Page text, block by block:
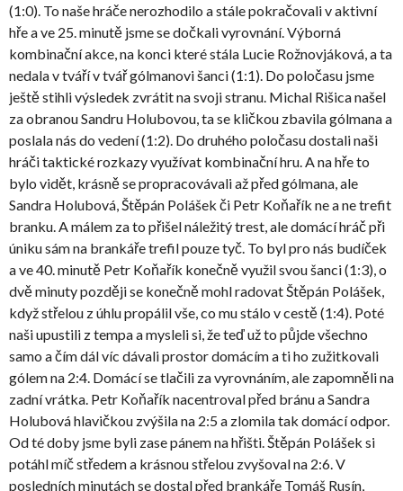
(1:0). To naše hráče nerozhodilo a stále pokračovali v aktivní
hře a ve 25. minutě jsme se dočkali vyrovnání. Výborná
kombinační akce, na konci které stála Lucie Rožnovjáková, a ta
nedala v tváří v tvář gólmanovi šanci (1:1). Do poločasu jsme
ještě stihli výsledek zvrátit na svoji stranu. Michal Rišica našel
za obranou Sandru Holubovou, ta se kličkou zbavila gólmana a
poslala nás do vedení (1:2). Do druhého poločasu dostali naši
hráči taktické rozkazy využívat kombinační hru. A na hře to
bylo vidět, krásně se propracovávali až před gólmana, ale
Sandra Holubová, Štěpán Polášek či Petr Koňařík ne a ne trefit
branku. A málem za to přišel náležitý trest, ale domácí hráč při
úniku sám na brankáře trefil pouze tyč. To byl pro nás budíček
a ve 40. minutě Petr Koňařík konečně využil svou šanci (1:3), o
dvě minuty později se konečně mohl radovat Štěpán Polášek,
když střelou z úhlu propálil vše, co mu stálo v cestě (1:4). Poté
naši upustili z tempa a mysleli si, že teď už to půjde všechno
samo a čím dál víc dávali prostor domácím a ti ho zužitkovali
gólem na 2:4. Domácí se tlačili za vyrovnáním, ale zapomněli na
zadní vrátka. Petr Koňařík nacentroval před bránu a Sandra
Holubová hlavičkou zvýšila na 2:5 a zlomila tak domácí odpor.
Od té doby jsme byli zase pánem na hřišti. Štěpán Polášek si
potáhl míč středem a krásnou střelou zvyšoval na 2:6. V
posledních minutách se dostal před brankáře Tomáš Rusín,